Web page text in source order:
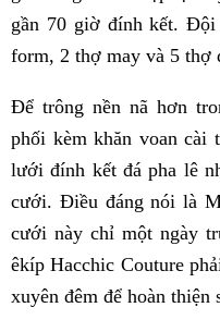
gần 70 giờ đính kết.
form, 2 thợ may và 5 thợ
Để trông nền nã hơn
phối kèm khăn voan cài
lưới đính kết đá pha lê
cưới. Điều đáng nói là
cưới này chỉ một ngày
êkíp Hacchic Couture
xuyên đêm để hoàn thiện